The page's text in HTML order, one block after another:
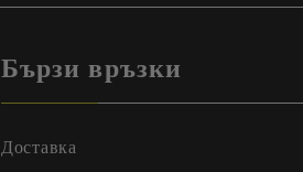
Бързи връзки
Доставка